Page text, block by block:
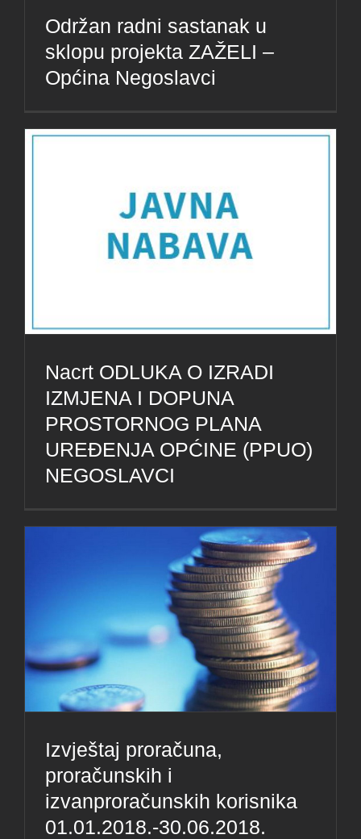
Održan radni sastanak u
sklopu projekta ZAŽELI –
Općina Negoslavci
Nacrt ODLUKA O IZRADI
IZMJENA I DOPUNA
PROSTORNOG PLANA
UREĐENJA OPĆINE (PPUO)
NEGOSLAVCI
Izvještaj proračuna,
proračunskih i
izvanproračunskih korisnika
01.01.2018.-30.06.2018.